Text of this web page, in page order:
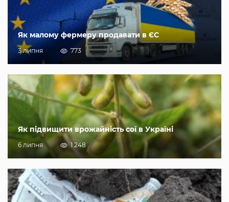
Як малому фермеру продавати в ЄС
3 липня 773
Як підвищити врожайність сої в Україні
6 липня 1 248